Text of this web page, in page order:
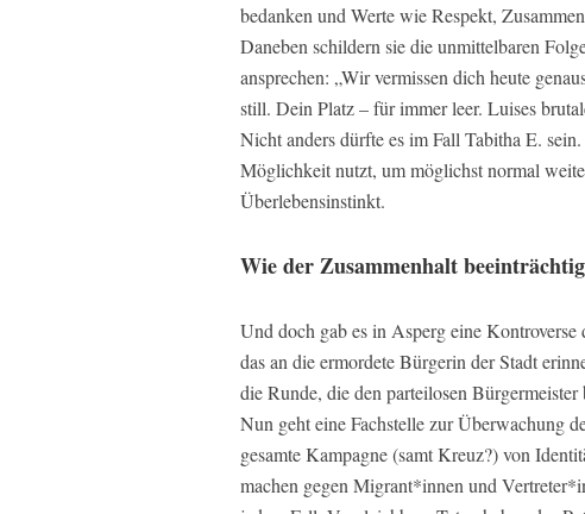
bedanken und Werte wie Respekt,
Daneben schildern sie die unmittelbaren
ansprechen: „Wir vermissen dich heute
still. Dein Platz – für immer leer. Luises
Nicht anders dürfte es im Fall Tabitha E.
Möglichkeit nutzt, um möglichst normal
Überlebensinstinkt.
Wie der Zusammenhalt
Und doch gab es in Asperg eine
das an die ermordete Bürgerin der Stadt
die Runde, die den parteilosen
Nun geht eine Fachstelle zur Überwachung
gesamte Kampagne (samt Kreuz?) von
machen gegen Migrant*innen und